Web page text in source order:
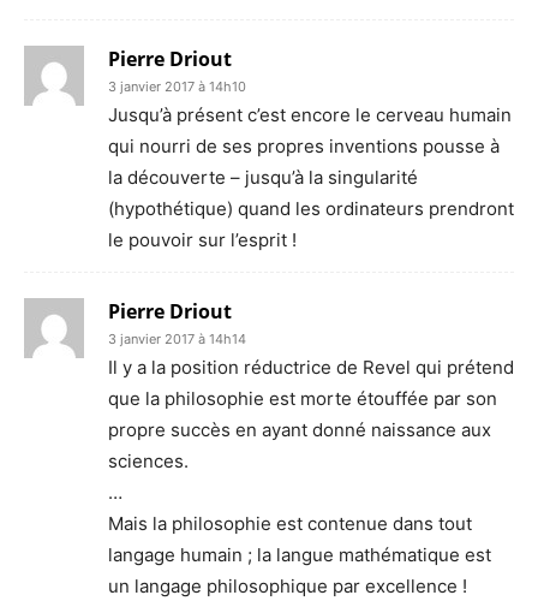
Pierre Driout
3 janvier 2017 à 14h10
Jusqu’à présent c’est encore le cerveau humain
qui nourri de ses propres inventions pousse à
la découverte – jusqu’à la singularité
(hypothétique) quand les ordinateurs prendront
le pouvoir sur l’esprit !
Pierre Driout
3 janvier 2017 à 14h14
Il y a la position réductrice de Revel qui prétend
que la philosophie est morte étouffée par son
propre succès en ayant donné naissance aux
sciences.
…
Mais la philosophie est contenue dans tout
langage humain ; la langue mathématique est
un langage philosophique par excellence !